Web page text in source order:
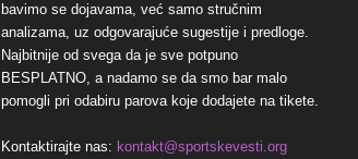
bavimo se dojavama, već samo stručnim
analizama, uz odgovarajuće sugestije i predloge.
Najbitnije od svega da je sve potpuno
BESPLATNO, a nadamo se da smo bar malo
pomogli pri odabiru parova koje dodajete na tikete.
Kontaktirajte nas: kontakt@sportskevesti.org